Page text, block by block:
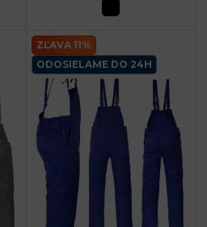
ZĽAVA 11%
ODOSIELAME DO 24H